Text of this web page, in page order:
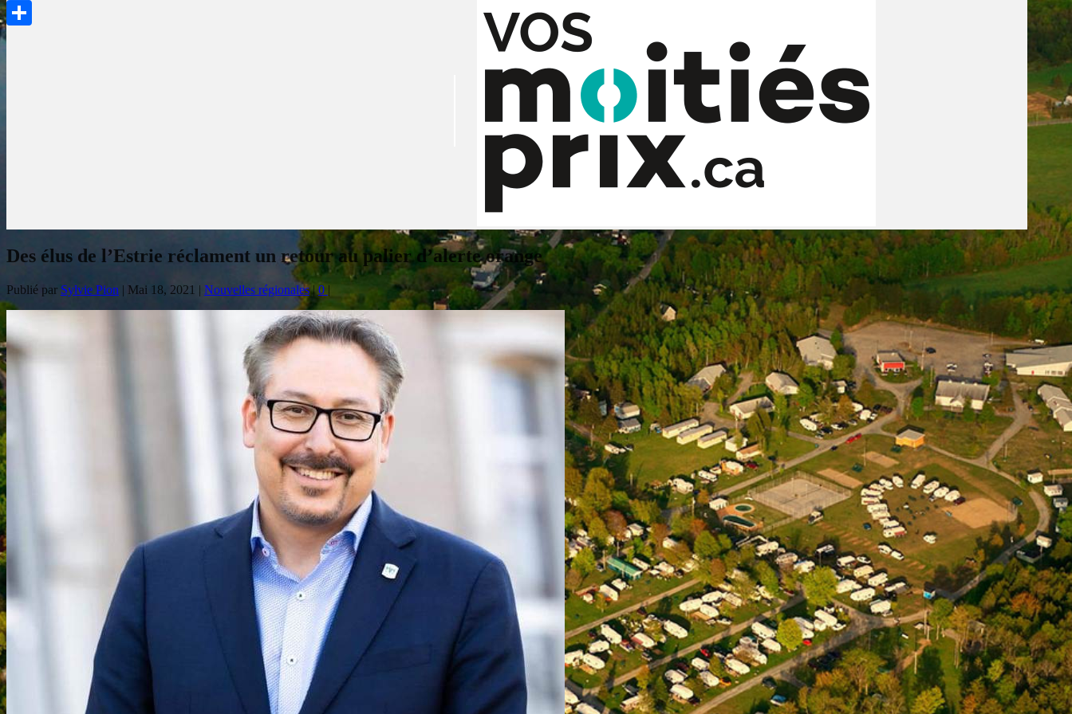
Des élus de l’Estrie réclament un retour au palier d’alerte orange
Publié par Sylvie Pion | Mai 18, 2021 | Nouvelles régionales| 0 |
PrintFriendly